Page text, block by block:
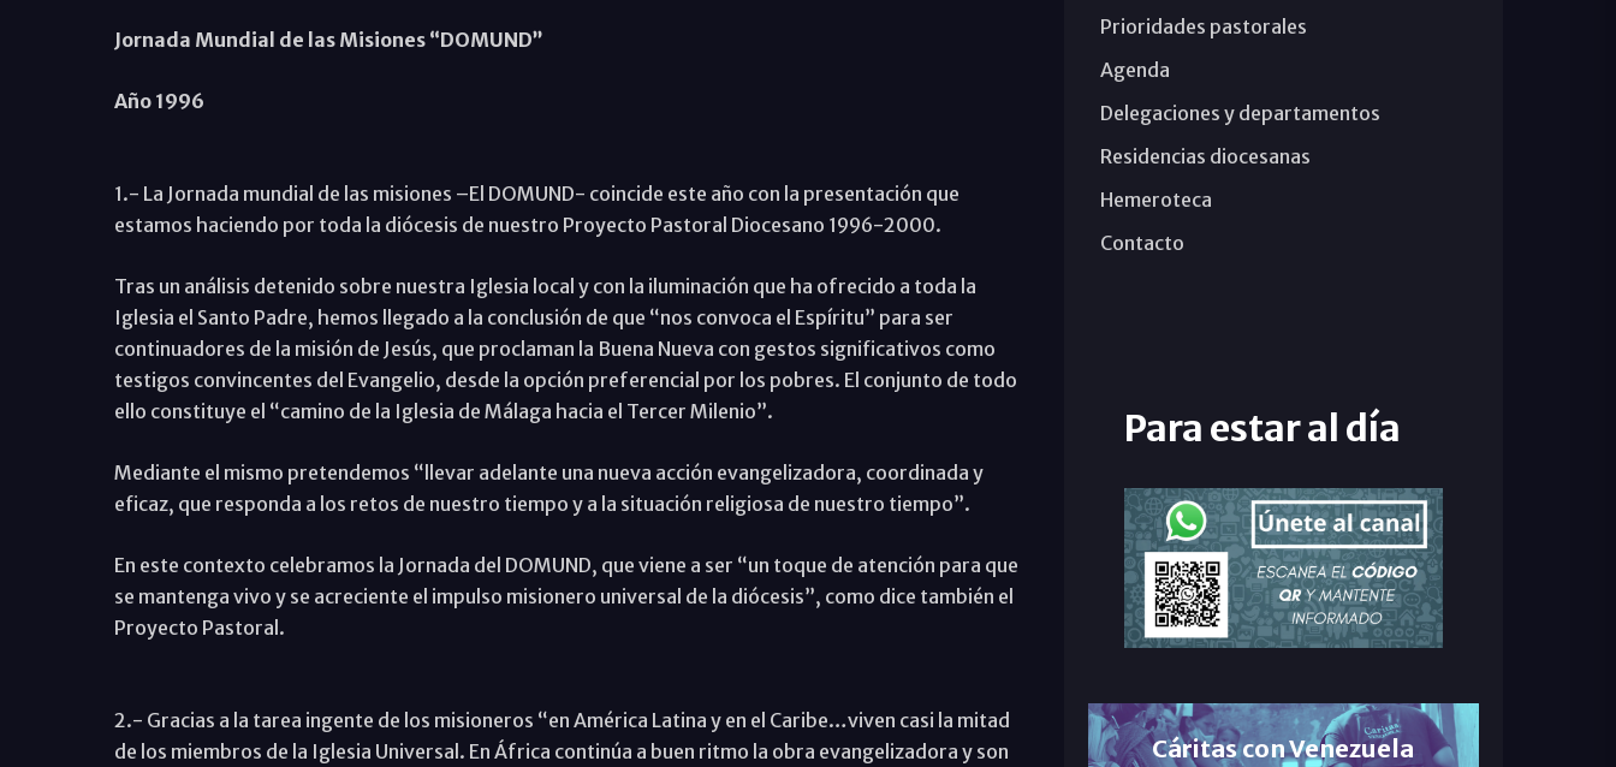
Jornada Mundial de las Misiones “DOMUND”
Año 1996
1.- La Jornada mundial de las misiones –El DOMUND- coincide este año con la presentación que
estamos haciendo por toda la diócesis de nuestro Proyecto Pastoral Diocesano 1996-2000.
Tras un análisis detenido sobre nuestra Iglesia local y con la iluminación que ha ofrecido a toda la
Iglesia el Santo Padre, hemos llegado a la conclusión de que “nos convoca el Espíritu” para ser
continuadores de la misión de Jesús, que proclaman la Buena Nueva con gestos significativos como
testigos convincentes del Evangelio, desde la opción preferencial por los pobres. El conjunto de todo
ello constituye el “camino de la Iglesia de Málaga hacia el Tercer Milenio”.
Mediante el mismo pretendemos “llevar adelante una nueva acción evangelizadora, coordinada y
eficaz, que responda a los retos de nuestro tiempo y a la situación religiosa de nuestro tiempo”.
En este contexto celebramos la Jornada del DOMUND, que viene a ser “un toque de atención para que
se mantenga vivo y se acreciente el impulso misionero universal de la diócesis”, como dice también el
Proyecto Pastoral.
2.- Gracias a la tarea ingente de los misioneros “en América Latina y en el Caribe…viven casi la mitad
de los miembros de la Iglesia Universal. En África continúa a buen ritmo la obra evangelizadora y son
Prioridades pastorales
Agenda
Delegaciones y departamentos
Residencias diocesanas
Hemeroteca
Contacto
Para estar al día
Cáritas con Venezuela